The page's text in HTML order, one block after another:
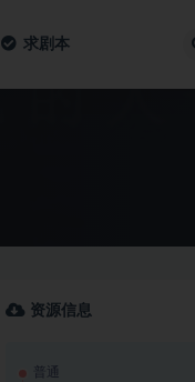
求剧本
资源信息
普通